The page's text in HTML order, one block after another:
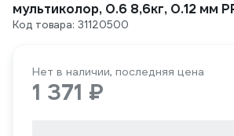
мультиколор, 0.6 8,6кг, 0.12 мм
Код товара: 31120500
Нет в наличии, последняя цена
1 371 ₽